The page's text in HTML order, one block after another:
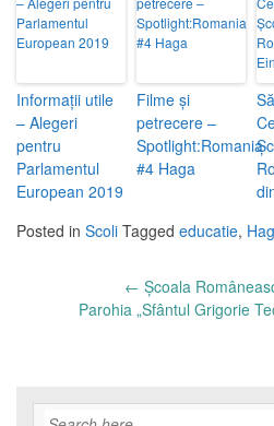
Informații utile
– Alegeri
pentru
Parlamentul
European 2019
Filme și
petrecere –
Spotlight:Romania
#4 Haga
Posted in Scoli Tagged educatie,
navigation
← Școala
Parohia „Sfântul Grigorie